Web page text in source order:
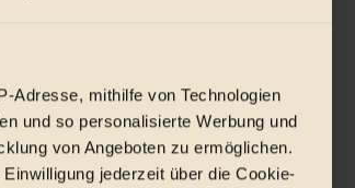
Adresse, mithilfe von Technologien
und so personalisierte Werbung und
von Angeboten zu ermöglichen.
jederzeit über die Cookie-